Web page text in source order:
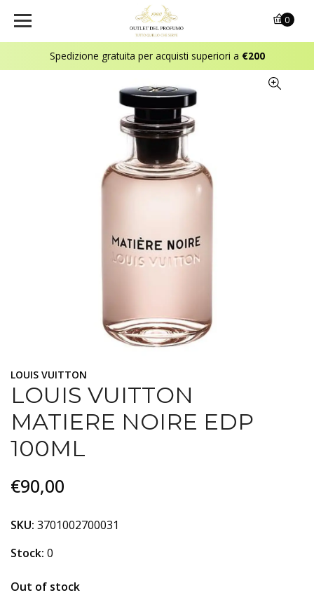
Spedizione gratuita per acquisti superiori a €200
0
LOUIS VUITTON
LOUIS VUITTON
MATIERE NOIRE EDP
100ML
€90,00
SKU: 3701002700031
Stock: 0
Out of stock